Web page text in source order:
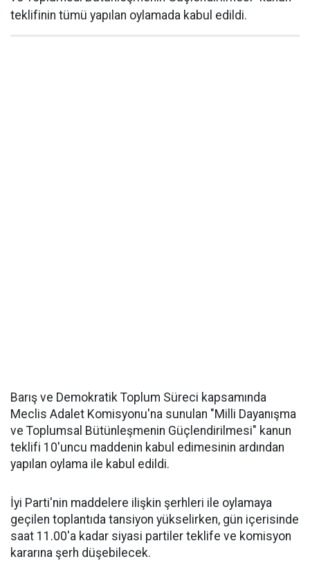
teklifinin tümü yapılan oylamada kabul edildi.
Barış ve Demokratik Toplum Süreci kapsamında
Meclis Adalet Komisyonu'na sunulan "Milli Dayanışma
ve Toplumsal Bütünleşmenin Güçlendirilmesi" kanun
teklifi 10'uncu maddenin kabul edimesinin ardından
yapılan oylama ile kabul edildi.
İyi Parti'nin maddelere ilişkin şerhleri ile oylamaya
geçilen toplantıda tansiyon yükselirken, gün içerisinde
saat 11.00'a kadar siyasi partiler teklife ve komisyon
kararına şerh düşebilecek.